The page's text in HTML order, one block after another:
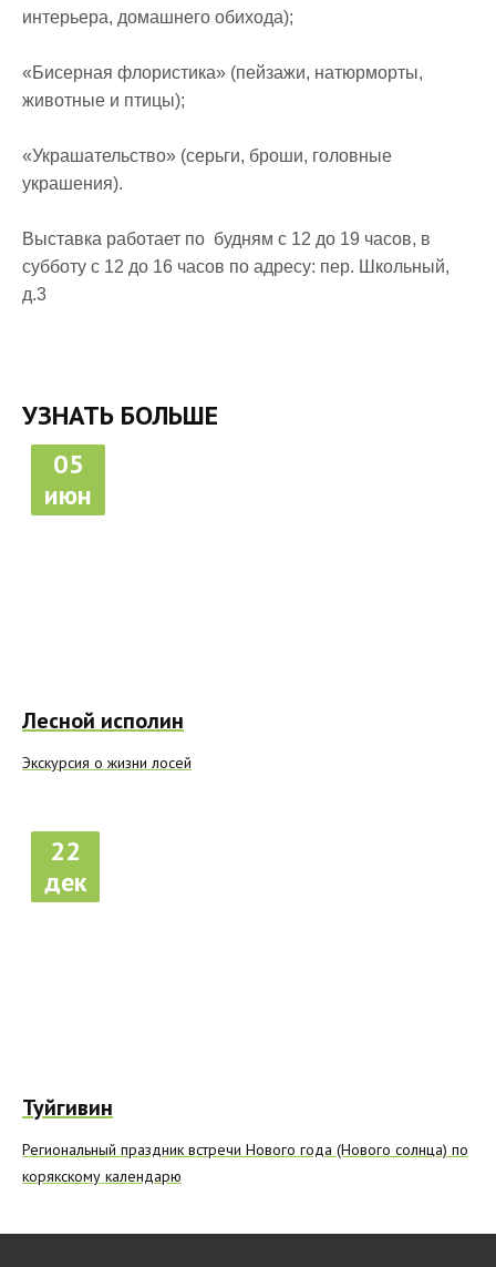
интерьера, домашнего обихода);
«Бисерная флористика» (пейзажи, натюрморты,
животные и птицы);
«Украшательство» (серьги, броши, головные
украшения).
Выставка работает по будням с 12 до 19 часов, в
субботу с 12 до 16 часов по адресу: пер. Школьный,
д.3
УЗНАТЬ БОЛЬШЕ
05
июн
Лесной исполин
Экскурсия о жизни лосей
22
дек
Туйгивин
Региональный праздник встречи Нового года (Нового солнца) по
корякскому календарю